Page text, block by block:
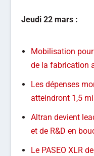
Jeudi 22 mars :
Mobilisation
de la fabrication
Les dépenses
atteindront 1,5
Altran devient
et de R&D en
Le PASEO XLR